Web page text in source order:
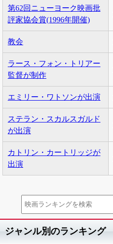
第62回ニューヨーク映画批
評家協会賞(1996年開催)
教会
ラース・フォン・トリアー
監督が制作
エミリー・ワトソンが出演
ステラン・スカルスガルド
が出演
カトリン・カートリッジが
出演
ジャンル別のランキング